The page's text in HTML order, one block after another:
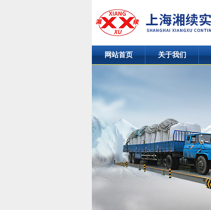
网站首页 关于我们